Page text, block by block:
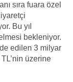
sıra fuara özel
Bu yıl
bekleniyor.
edilen 3 milyar
üzerine